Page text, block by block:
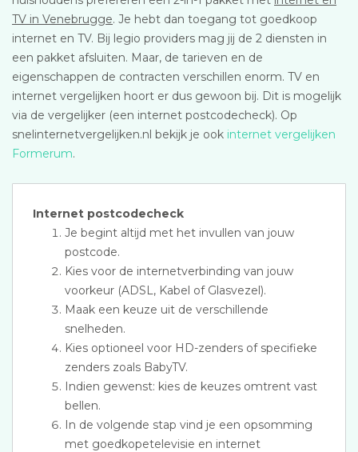
TV in Venebrugge. Je hebt dan toegang tot goedkoop
internet en TV. Bij legio providers mag jij de 2 diensten in
een pakket afsluiten. Maar, de tarieven en de
eigenschappen de contracten verschillen enorm. TV en
internet vergelijken hoort er dus gewoon bij. Dit is mogelijk
via de vergelijker (een internet postcodecheck). Op
snelinternetvergelijken.nl bekijk je ook internet vergelijken
Formerum.
Internet postcodecheck
Je begint altijd met het invullen van jouw
postcode.
Kies voor de internetverbinding van jouw
voorkeur (ADSL, Kabel of Glasvezel).
Maak een keuze uit de verschillende
snelheden.
Kies optioneel voor HD-zenders of specifieke
zenders zoals BabyTV.
Indien gewenst: kies de keuzes omtrent vast
bellen.
In de volgende stap vind je een opsomming
met goedkopetelevisie en internet